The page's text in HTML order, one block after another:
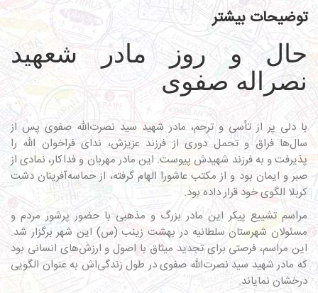
توضیحات بیشتر
حال و روز مادر شعهید
نصراله صفوی
با دلی پر از تأسی و ترحم، مادر شهید سید نصرت‌الله صفوی پس از
سال‌ها فراق و تحمل دوری از فرزند عزیزش، ندای فراخوان الله را
پذیرفت و به فرزند شهیدش پیوست. این مادر مهربان و فداکار، نمادی از
صبر و ایمان بود و از مکتب عاشورا الهام گرفته، از حماسه‌آفرینان دشت
کربلا الگوی خود قرار داده بود.
مراسم تشییع پیکر این مادر بزرگ و مذهبی با حضور پرشور مردم و
مسئولان شهرستان سلطانیه در بهشت زینب (س) این شهر برگزار شد.
این مراسم، فرصتی برای تجدید میثاق با اصول و ارزش‌های انسانی بود
که مادر شهید سید نصرت‌الله صفوی در طول زندگی‌اش به عنوان الگویی
درخشان نمایاند.